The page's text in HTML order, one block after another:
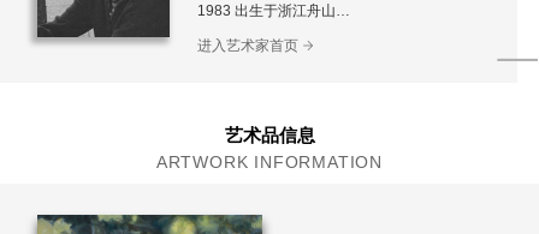
1983 出生于浙江舟山
进入艺术家首页
艺术品信息
ARTWORK INFORMATION